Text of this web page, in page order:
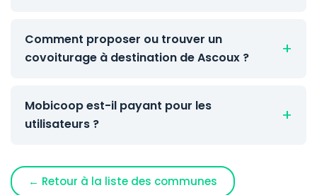
Comment proposer ou trouver un
covoiturage à destination de Ascoux ?
Mobicoop est-il payant pour les
utilisateurs ?
← Retour à la liste des communes